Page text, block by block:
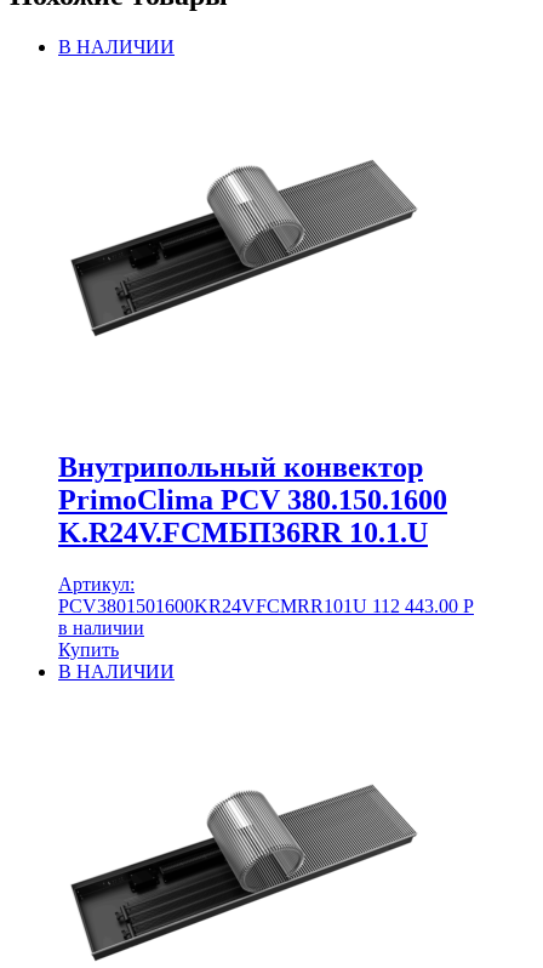
В НАЛИЧИИ
Внутрипольный конвектор
PrimoClima PCV 380.150.1600
K.R24V.FCMБП36RR 10.1.U
Артикул:
PCV3801501600KR24VFCMRR101U 112 443.00 Р
в наличии
Купить
В НАЛИЧИИ